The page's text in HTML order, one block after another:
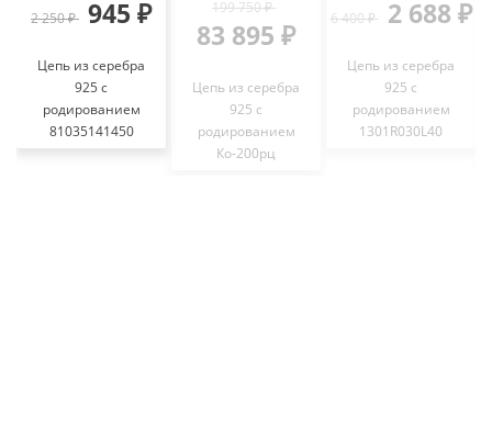
2 250 ₽ 945 ₽
Цепь из серебра
925 с
родированием
81035141450
199 750 ₽
83 895 ₽
Цепь из серебра
925 с
родированием
Ко-200рц
6 400 ₽ 2 688 ₽
Цепь из серебра
925 с
родированием
1301R030L40